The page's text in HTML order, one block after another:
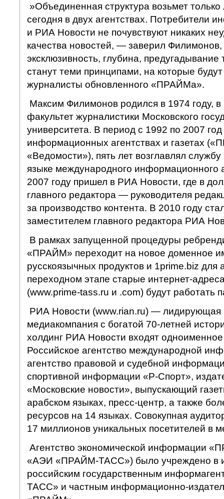
»Объединенная структура возьмет
сегодня в двух агентствах.
и РИА Новости не почувствуют никаких
качества новостей, — заверил Филимонов,
эксклюзивность, глубина, предугадывание
станут теми принципами, на которые
журналисты обновленного «ПРАЙМа».
Максим Филимонов родился в 1974 году, в
факультет журналистики Московского
университета. В период с 1992 по 2007
информационных агентствах и газетах
«Ведомости»), пять лет возглавлял
языке международного информационного
2007 году пришел в РИА Новости, где в
главного редактора — руководителя
за производство контента. В 2010 году
заместителем главного редактора РИА
В рамках запущенной процедуры
«ПРАЙМ» переходит на новое доменное
русскоязычных продуктов и 1prime.biz для
переходном этапе старые интернет-
(www.prime-tass.ru и .com) будут работать
РИА Новости (www.rian.ru) — лидирующая
медиакомпания с богатой 70-летней
холдинг РИА Новости входят
Российское агентство международной
агентство правовой и судебной
спортивной информации «Р-Спорт»,
«Московские новости», выпускающий
арабском языках, пресс-центр, а также
ресурсов на 14 языках. Совокупная
17 миллионов уникальных посетителей в
Агентство экономической информации
«АЭИ «ПРАЙМ-ТАСС») было учреждено в
российским государственным
ТАСС» и частным информационно-